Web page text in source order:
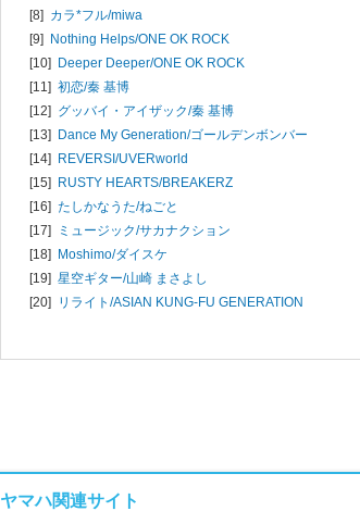
[8] カラ*フル/miwa
[9] Nothing Helps/ONE OK ROCK
[10] Deeper Deeper/ONE OK ROCK
[11] 初恋/秦 基博
[12] グッバイ・アイザック/秦 基博
[13] Dance My Generation/ゴールデンボンバー
[14] REVERSI/UVERworld
[15] RUSTY HEARTS/BREAKERZ
[16] たしかなうた/ねごと
[17]
ミュージック/サカナクション
[18] Moshimo/ダイスケ
[19] 星空ギター/山崎 まさよし
[20] リライト/ASIAN KUNG-FU GENERATION
ヤマハ関連サイト